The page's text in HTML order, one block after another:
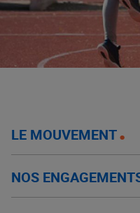
LE MOUVEMENT
NOS